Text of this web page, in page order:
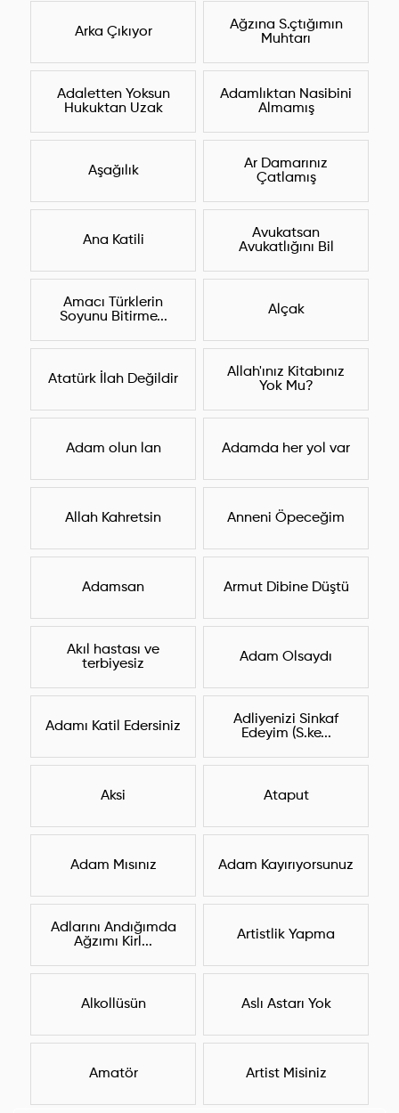
Arka Çıkıyor
Ağzına S.çtığımın
Muhtarı
Adaletten Yoksun
Hukuktan Uzak
Adamlıktan Nasibini
Almamış
Aşağılık
Ar Damarınız
Çatlamış
Ana Katili
Avukatsan
Avukatlığını Bil
Amacı Türklerin
Soyunu Bitirme...
Alçak
Atatürk İlah Değildir
Allah'ınız Kitabınız
Yok Mu?
Adam olun lan Adamda her yol var
Allah Kahretsin Anneni Öpeceğim
Adamsan Armut Dibine Düştü
Akıl hastası ve
terbiyesiz
Adam Olsaydı
Adamı Katil Edersiniz
Adliyenizi Sinkaf
Edeyim (S.ke...
Aksi Ataput
Adam Mısınız Adam Kayırıyorsunuz
Adlarını Andığımda
Ağzımı Kirl...
Artistlik Yapma
Alkollüsün Aslı Astarı Yok
Amatör Artist Misiniz